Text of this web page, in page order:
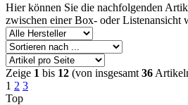
Hier können Sie die nachfolgenden
zwischen einer Box- oder Listenansicht
Zeige 1 bis 12 (von insgesamt 36
1 2 3
Top